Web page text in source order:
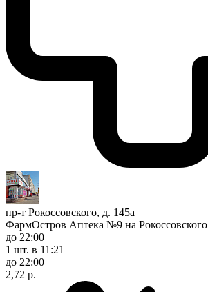
пр-т Рокоссовского, д. 145а
ФармОстров Аптека №9 на Рокоссовского
до 22:00
1 шт. в 11:21
до 22:00
2,72 р.